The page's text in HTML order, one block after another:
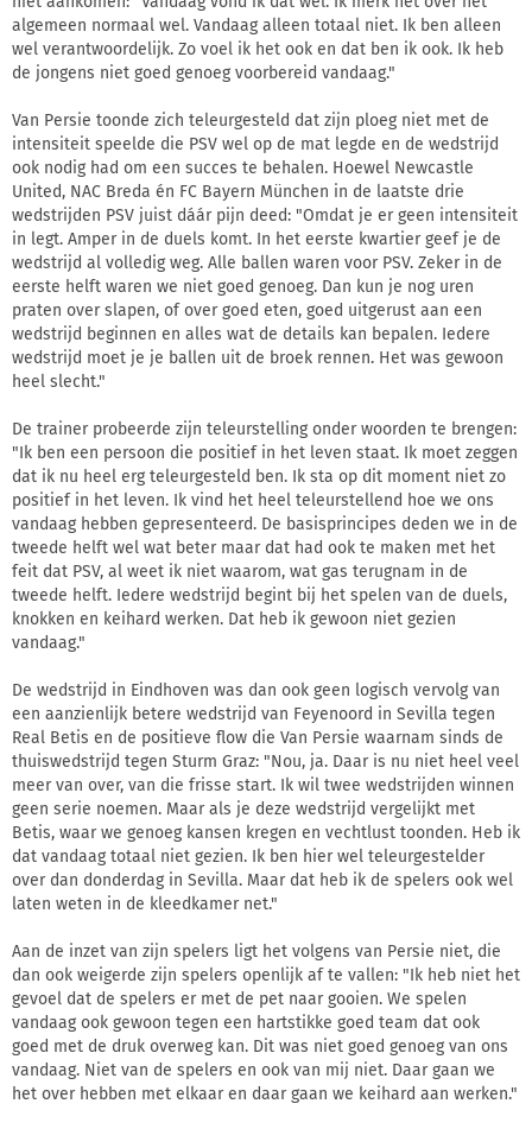
algemeen normaal wel. Vandaag alleen totaal niet. Ik ben alleen
wel verantwoordelijk. Zo voel ik het ook en dat ben ik ook. Ik heb
de jongens niet goed genoeg voorbereid vandaag."
Van Persie toonde zich teleurgesteld dat zijn ploeg niet met de
intensiteit speelde die PSV wel op de mat legde en de wedstrijd
ook nodig had om een succes te behalen. Hoewel Newcastle
United, NAC Breda én FC Bayern München in de laatste drie
wedstrijden PSV juist dáár pijn deed: "Omdat je er geen intensiteit
in legt. Amper in de duels komt. In het eerste kwartier geef je de
wedstrijd al volledig weg. Alle ballen waren voor PSV. Zeker in de
eerste helft waren we niet goed genoeg. Dan kun je nog uren
praten over slapen, of over goed eten, goed uitgerust aan een
wedstrijd beginnen en alles wat de details kan bepalen. Iedere
wedstrijd moet je je ballen uit de broek rennen. Het was gewoon
heel slecht."
De trainer probeerde zijn teleurstelling onder woorden te brengen:
"Ik ben een persoon die positief in het leven staat. Ik moet zeggen
dat ik nu heel erg teleurgesteld ben. Ik sta op dit moment niet zo
positief in het leven. Ik vind het heel teleurstellend hoe we ons
vandaag hebben gepresenteerd. De basisprincipes deden we in de
tweede helft wel wat beter maar dat had ook te maken met het
feit dat PSV, al weet ik niet waarom, wat gas terugnam in de
tweede helft. Iedere wedstrijd begint bij het spelen van de duels,
knokken en keihard werken. Dat heb ik gewoon niet gezien
vandaag."
De wedstrijd in Eindhoven was dan ook geen logisch vervolg van
een aanzienlijk betere wedstrijd van Feyenoord in Sevilla tegen
Real Betis en de positieve flow die Van Persie waarnam sinds de
thuiswedstrijd tegen Sturm Graz: "Nou, ja. Daar is nu niet heel veel
meer van over, van die frisse start. Ik wil twee wedstrijden winnen
geen serie noemen. Maar als je deze wedstrijd vergelijkt met
Betis, waar we genoeg kansen kregen en vechtlust toonden. Heb ik
dat vandaag totaal niet gezien. Ik ben hier wel teleurgestelder
over dan donderdag in Sevilla. Maar dat heb ik de spelers ook wel
laten weten in de kleedkamer net."
Aan de inzet van zijn spelers ligt het volgens van Persie niet, die
dan ook weigerde zijn spelers openlijk af te vallen: "Ik heb niet het
gevoel dat de spelers er met de pet naar gooien. We spelen
vandaag ook gewoon tegen een hartstikke goed team dat ook
goed met de druk overweg kan. Dit was niet goed genoeg van ons
vandaag. Niet van de spelers en ook van mij niet. Daar gaan we
het over hebben met elkaar en daar gaan we keihard aan werken."